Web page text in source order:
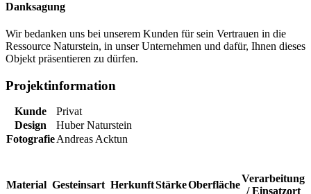
Danksagung
Wir bedanken uns bei unserem Kunden für sein Vertrauen in die
Ressource Naturstein, in unser Unternehmen und dafür, Ihnen dieses
Objekt präsentieren zu dürfen.
Projektinformation
Kunde
Privat
Design
Huber Naturstein
FotografieAndreas Acktun
Material Gesteinsart HerkunftStärkeOberfläche
Verarbeitung
/ Einsatzort